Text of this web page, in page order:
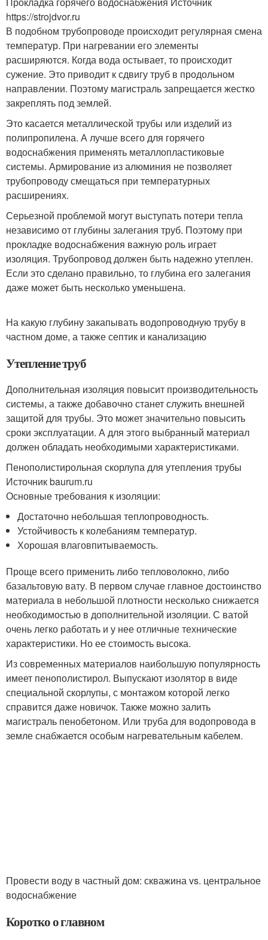
https://strojdvor.ru
В подобном трубопроводе происходит регулярная смена
температур. При нагревании его элементы
расширяются. Когда вода остывает, то происходит
сужение. Это приводит к сдвигу труб в продольном
направлении. Поэтому магистраль запрещается жестко
закреплять под землей.
Это касается металлической трубы или изделий из
полипропилена. А лучше всего для горячего
водоснабжения применять металлопластиковые
системы. Армирование из алюминия не позволяет
трубопроводу смещаться при температурных
расширениях.
Серьезной проблемой могут выступать потери тепла
независимо от глубины залегания труб. Поэтому при
прокладке водоснабжения важную роль играет
изоляция. Трубопровод должен быть надежно утеплен.
Если это сделано правильно, то глубина его залегания
даже может быть несколько уменьшена.
На какую глубину закапывать водопроводную трубу в
частном доме, а также септик и канализацию
Утепление труб
Дополнительная изоляция повысит производительность
системы, а также добавочно станет служить внешней
защитой для трубы. Это может значительно повысить
сроки эксплуатации. А для этого выбранный материал
должен обладать необходимыми характеристиками.
Пенополистирольная скорлупа для утепления трубы
Источник baurum.ru
Основные требования к изоляции:
Достаточно небольшая теплопроводность.
Устойчивость к колебаниям температур.
Хорошая влаговпитываемость.
Проще всего применить либо тепловолокно, либо
базальтовую вату. В первом случае главное достоинство
материала в небольшой плотности несколько снижается
необходимостью в дополнительной изоляции. С ватой
очень легко работать и у нее отличные технические
характеристики. Но ее стоимость высока.
Из современных материалов наибольшую популярность
имеет пенополистирол. Выпускают изолятор в виде
специальной скорлупы, с монтажом которой легко
справится даже новичок. Также можно залить
магистраль пенобетоном. Или труба для водопровода в
земле снабжается особым нагревательным кабелем.
Провести воду в частный дом: скважина vs. центральное
водоснабжение
Коротко о главном